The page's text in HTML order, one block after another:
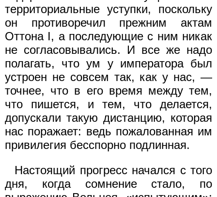
территориальные уступки, поскольку
он противоречил прежним актам
Оттона I, а последующие с ним никак
не согласовывались. И все же надо
полагать, что ум у императора был
устроен не совсем так, как у нас, —
точнее, что в его время между тем,
что пишется, и тем, что делается,
допускали такую дистанцию, которая
нас поражает: ведь пожалованная им
привилегия бесспорно подлинная.
Настоящий прогресс начался с того
дня, когда сомнение стало, по